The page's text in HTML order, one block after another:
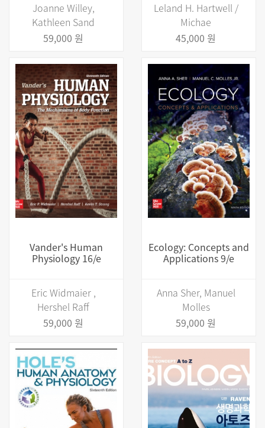
Joanne Willey,
Kathleen Sand
59,000 원
Leland H. Hartwell /
Michae
45,000 원
Vander's Human
Physiology 16/e
Eric Widmaier ,
Hershel Raff
59,000 원
Ecology: Concepts and
Applications 9/e
Anna Sher, Manuel
Molles
59,000 원